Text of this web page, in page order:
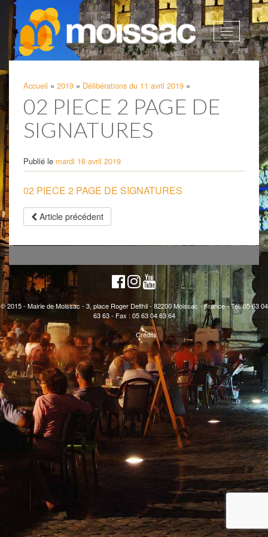
Afficher
la
Accueil » 2019 » Délibérations du 11 avril 2019 »
02 PIECE 2 PAGE DE
SIGNATURES
Publié le mardi 16 avril 2019
02 PIECE 2 PAGE DE SIGNATURES
Article précédent
© 2015 - Mairie de Moissac - 3, place Roger Delthil - 82200 Moissac - France - Tél. 05 63 04
63 63 - Fax : 05 63 04 63 64
Crédits